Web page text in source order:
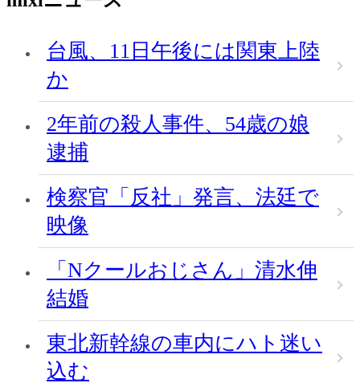
台風、11日午後には関東上陸
か
2年前の殺人事件、54歳の娘
逮捕
検察官「反社」発言、法廷で
映像
「Nクールおじさん」清水伸
結婚
東北新幹線の車内にハト迷い
込む